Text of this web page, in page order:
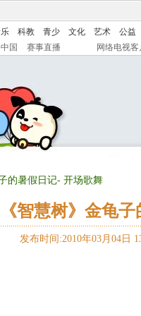
科教 青少 文化 艺术 公益
国 赛事直播 网络电视客
的暑假日记- 开场歌舞
《智慧树》金龟
发布时间:2010年03月04日